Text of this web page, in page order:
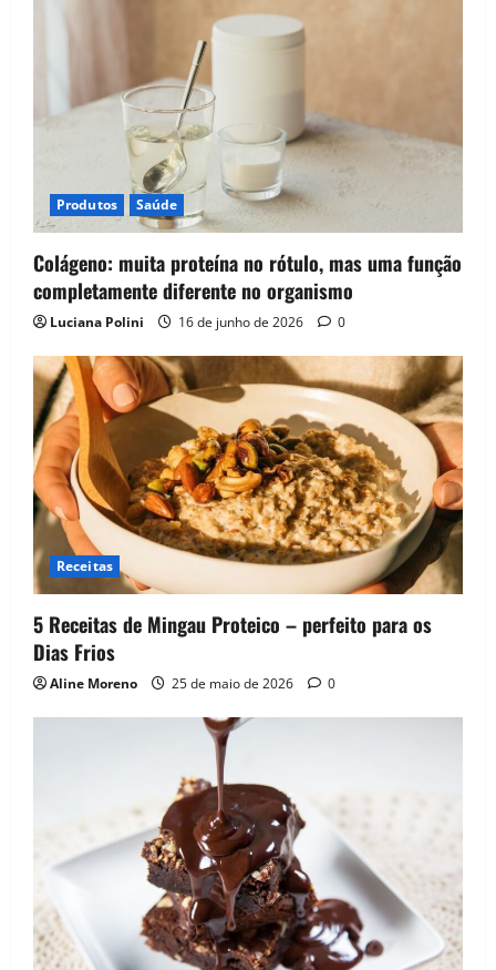
Produtos Saúde
Colágeno: muita proteína no rótulo, mas uma função
completamente diferente no organismo
Luciana Polini 16 de junho de 2026 0
Receitas
5 Receitas de Mingau Proteico – perfeito para os
Dias Frios
Aline Moreno 25 de maio de 2026 0